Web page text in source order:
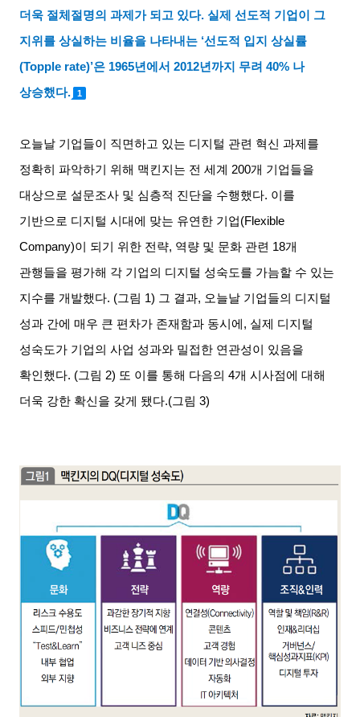
더욱 절체절명의 과제가 되고 있다.실제 선도적 기업이 그
지위를 상실하는 비율을 나타내는 ‘선도적 입지 상실률
(Topple rate)’은 1965년에서 2012년까지 무려 40% 나
상승했다. 1
오늘날 기업들이 직면하고 있는 디지털 관련 혁신 과제를
정확히 파악하기 위해 맥킨지는 전 세계
200개 기업들을
대상으로 설문조사 및 심층적 진단을 수행했다. 이를
기반으로 디지털 시대에 맞는 유연한 기업(Flexible
Company)이 되기 위한 전략, 역량 및 문화 관련 18개
관행들을 평가해 각 기업의 디지털 성숙도를 가늠할 수 있는
지수를 개발했다. (그림 1) 그 결과, 오늘날 기업들의 디지털
성과 간에 매우 큰 편차가 존재함과 동시에 , 실제 디지털
성숙도가 기업의 사업 성과와 밀접한 연관성이 있음을
확인했다. (그림 2) 또 이를 통해 다음의 4개 시사점에 대해
더욱 강한 확신을 갖게 됐다.(그림 3)